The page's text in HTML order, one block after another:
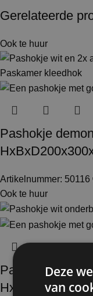
Gerelateerde
Ook te huur
Pashokje
Artikelnummer: 50116
Ook te huur
PashokjeDeze
van